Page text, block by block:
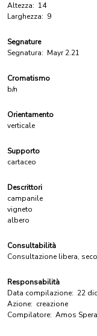
Altezza: 14
Larghezza: 9
Segnature
Segnatura: Mayr 2.21
Cromatismo
b/n
Orientamento
verticale
Supporto
cartaceo
Descrittori
campanile
vigneto
albero
Consultabilità
Consultazione libera,
Responsabilità
Data compilazione: 22
Azione: creazione
Compilatore: Amos